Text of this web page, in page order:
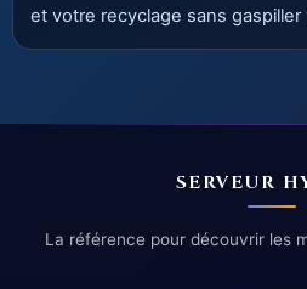
et votre recyclage sans
SERVEUR
La référence pour découvrir les